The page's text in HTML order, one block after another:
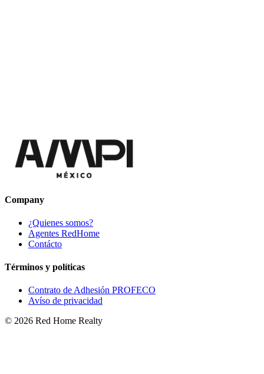
Company
¿Quienes somos?
Agentes RedHome
Contácto
Términos y políticas
Contrato de Adhesión PROFECO
Avíso de privacidad
© 2026 Red Home Realty